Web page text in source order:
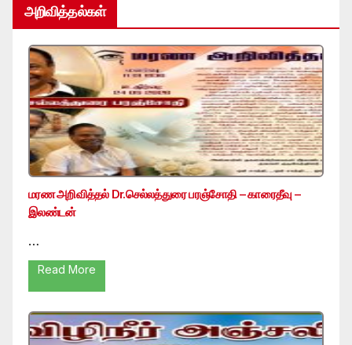
அறிவித்தல்கள்
மரண அறிவித்தல் Dr.செல்லத்துரை பரஞ்சோதி – காரைதீவு –
இலண்டன்
…
Read More